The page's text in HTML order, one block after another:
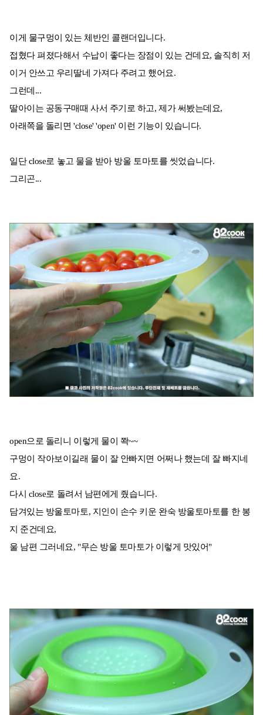
이게 물구멍이 있는 체반인 콜랜더입니다.
접혔다 펴졌다해서 수납이 좋다는 장점이 있는 건데요, 솔직히 저
이거 안쓰고 우리딸네 가져다 주려고 했어요.
그런데...
딸아이는 공동구매때 사서 주기로 하고, 제가 써봤는데요,
아래쪽을 돌리면 'close' 'open' 이런 기능이 있습니다.
일단 close로 놓고 물을 받아 방울 토마토를 씻었습니다.
그리곤...
open으로 돌리니 이렇게 물이 쫙~~
구멍이 작아보이길래 물이 잘 안빠지면 어쩌나 했는데 잘 빠지네
요.
다시 close로 돌려서 남편에게 줬습니다.
담겨있는 방울토마토, 지인이 손수 키운 완숙 방울토마토를 한 봉
지 준건데요,
울 남편 그러네요, "무슨 방울 토마토가 이렇게 맛있어"